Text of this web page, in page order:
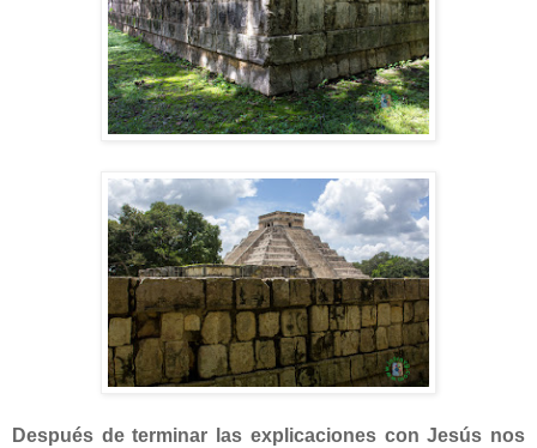
Después de terminar las explicaciones con Jesús nos